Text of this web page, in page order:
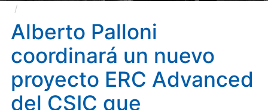
Advanced del CSIC que demostrará las teorías que
vinculan la biología del desarrollo, la epigenética, la
salud y la mortalidad humanas
Alberto Palloni
coordinará un nuevo
proyecto ERC Advanced
del CSIC que